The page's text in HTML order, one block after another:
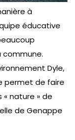
à
éducative
commune.
Dyle,
permet de faire
nature » de
de Genappe